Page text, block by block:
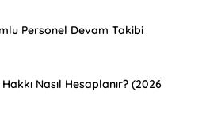
Personel Devam Takibi
Hakkı Nasıl Hesaplanır? (2026